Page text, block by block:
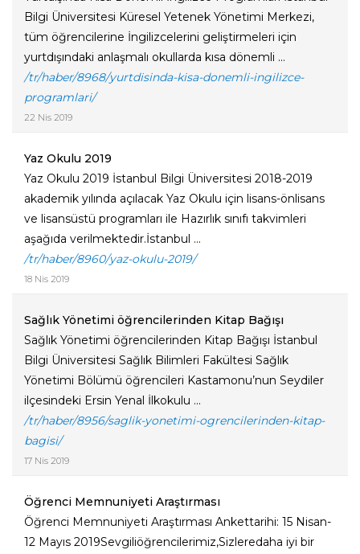
Bilgi Üniversitesi Küresel Yetenek Yönetimi Merkezi,
tüm öğrencilerine İngilizcelerini geliştirmeleri için
yurtdışındaki anlaşmalı okullarda kısa dönemli ...
/tr/haber/8968/yurtdisinda-kisa-donemli-ingilizce-
programlari/
22 Nis 2019
Yaz Okulu 2019
Yaz Okulu 2019 İstanbul Bilgi Üniversitesi 2018-2019
akademik yılında açılacak Yaz Okulu için lisans-önlisans
ve lisansüstü programları ile Hazırlık sınıfı takvimleri
aşağıda verilmektedir.İstanbul ...
/tr/haber/8960/yaz-okulu-2019/
18 Nis 2019
Sağlık Yönetimi öğrencilerinden Kitap Bağışı
Sağlık Yönetimi öğrencilerinden Kitap Bağışı İstanbul
Bilgi Üniversitesi Sağlık Bilimleri Fakültesi Sağlık
Yönetimi Bölümü öğrencileri Kastamonu’nun Seydiler
ilçesindeki Ersin Yenal İlkokulu ...
/tr/haber/8956/saglik-yonetimi-ogrencilerinden-kitap-
bagisi/
17 Nis 2019
Öğrenci Memnuniyeti Araştırması
Öğrenci Memnuniyeti Araştırması Ankettarihi: 15 Nisan-
12 Mayıs 2019Sevgiliöğrencilerimiz,Sizleredaha iyi bir